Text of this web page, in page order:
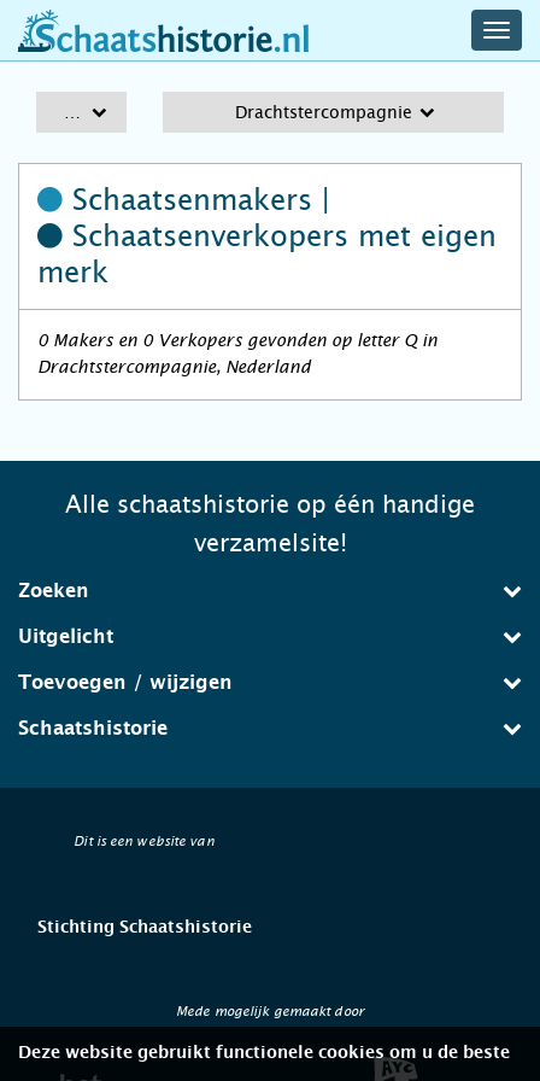
schaatshistorie.nl
Drachtstercompagnie
Schaatsenmakers |
Schaatsenverkopers met eigen
merk
0 Makers en 0 Verkopers gevonden op letter Q in
Drachtstercompagnie, Nederland
Alle schaatshistorie op één handige
verzamelsite!
Zoeken
Uitgelicht
Toevoegen / wijzigen
Schaatshistorie
Dit is een website van
Stichting Schaatshistorie
Mede mogelijk gemaakt door
Deze website gebruikt functionele cookies om u de beste